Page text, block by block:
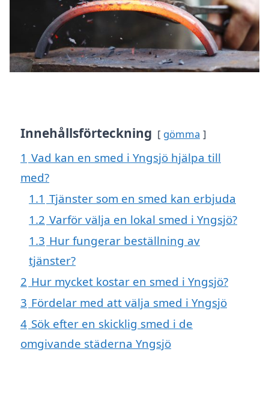
Innehållsförteckning gömma
1 Vad kan en smed i Yngsjö hjälpa till
med?
1.1 Tjänster som en smed kan erbjuda
1.2 Varför välja en lokal smed i Yngsjö?
1.3 Hur fungerar beställning av
tjänster?
2 Hur mycket kostar en smed i Yngsjö?
3 Fördelar med att välja smed i Yngsjö
4 Sök efter en skicklig smed i de
omgivande städerna Yngsjö